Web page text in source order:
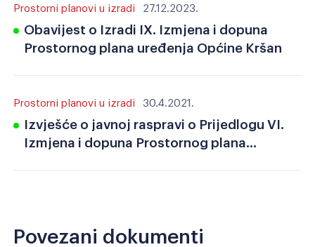
Prostorni planovi u izradi 27.12.2023.
Obavijest o Izradi IX. Izmjena i dopuna
Prostornog plana uređenja Općine Kršan
Prostorni planovi u izradi 30.4.2021.
Izvješće o javnoj raspravi o Prijedlogu VI.
Izmjena i dopuna Prostornog plana
Povezani dokumenti